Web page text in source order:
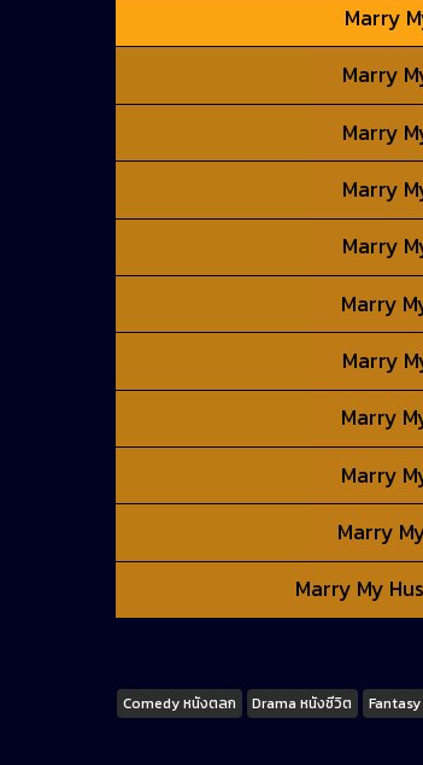
Marry
Marry
Marry
Marry
Marry
Marry
Marry
Marry
Marry
Marry
Marry My
Tags
Comedy หนังตลก Drama หนังชีวิต